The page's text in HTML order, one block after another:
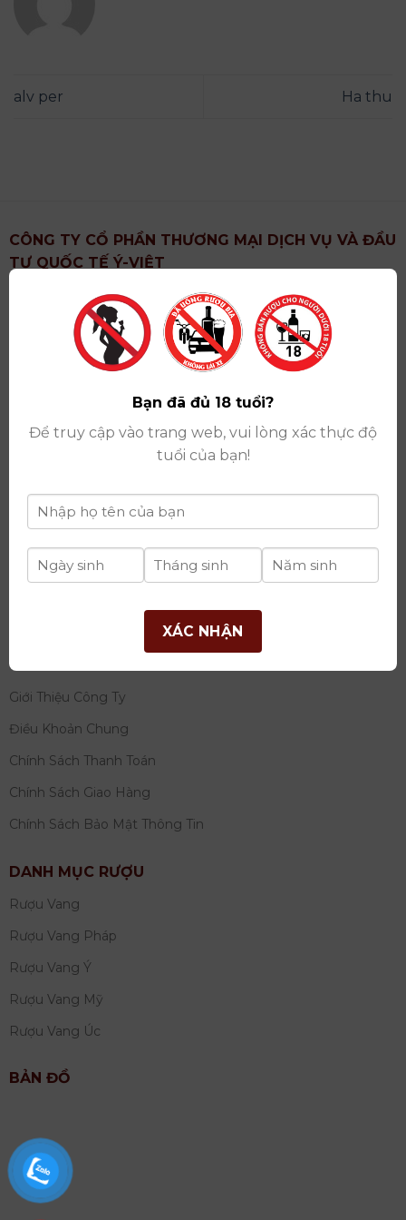
alv per Ha thu
CÔNG TY CỔ PHẦN THƯƠNG MẠI DỊCH VỤ VÀ ĐẦU
TƯ QUỐC TẾ Ý-VIỆT
: Khu 6, Xã Hoài Đức, Thành Phố Hà Nội
Showroom: Số 09 Phố Liễu Giai, Phường Ngọc Hà,
Thành Phố Hà Nội
Giấy ĐKKD số: 0102751615 do Sở Tài Chính Thành
Phố Hà Nội cấp lần đầu ngày 07/05/2008,đăng ký
thay đổi lần thứ 17 ngày 06/08/2025
Giấy phép Phân Phối Rượu số : 529/GP-BCT do Bộ
Công Thương cấp ngày 14/11/2022
Ngân hàng:Ngân hàng TMCP Đầu tư và phát triển
Việt Nam (BIDV)
tư quốc tế Ý-Việt
Tây Hồ, TP Hà Nội
THÔNG TIN
Giới Thiệu Công Ty
Điều Khoản Chung
Chính Sách Thanh Toán
Chính Sách Giao Hàng
Chính Sách Bảo Mật Thông Tin
DANH MỤC RƯỢU
Rượu Vang
Rượu Vang Pháp
Rượu Vang Ý
Rượu Vang Mỹ
Rượu Vang Úc
BẢN ĐỒ
Bạn đã đủ 18 tuổi?
Để truy cập vào trang web, vui lòng xác thực độ
tuổi của bạn!
XÁC NHẬN